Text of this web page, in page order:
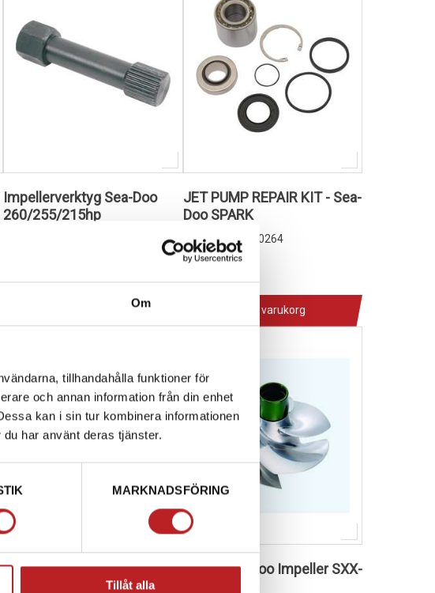
Om
tillhandahålla funktioner för
och annan information från din enhet
kan i sin tur kombinera informationen
har använt deras tjänster.
MARKNADSFÖRING
Tillåt alla
Impellerverktyg Sea-Doo
260/255/215hp
4-10 dagar
JET PUMP REPAIR KIT - Sea-
Doo SPARK
102615548090264
1 251,00 kr
4-10 dagar
Lägg i varukorg
Solas Impeller SK-CD-12/14 Solas Sea-Doo Impeller SXX-